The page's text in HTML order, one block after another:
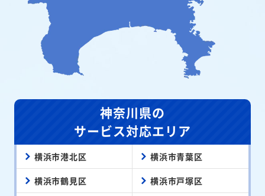
神奈川県の
サービス対応エリア
横浜市港北区 横浜市青葉区
横浜市鶴見区 横浜市戸塚区